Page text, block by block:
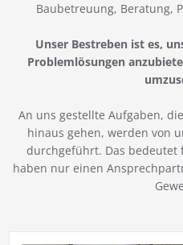
Baubetreuung, Beratung,
Unser Bestreben ist es,
Problemlösungen
An uns gestellte Aufgaben,
hinaus gehen, werden von
durchgeführt. Das bedeutet
haben nur einen